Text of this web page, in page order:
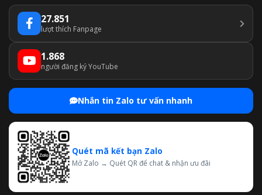
27.851
lượt thích Fanpage
1.868
người đăng ký YouTube
Nhắn tin Zalo tư vấn nhanh
Quét mã kết bạn Zalo
Mở Zalo → Quét QR để chat & nhận ưu đãi